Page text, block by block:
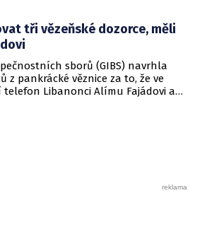
Cimbala.
tři vězeňské dozorce, měli
sborů (GIBS) navrhla
z pankrácké věznice za to, že ve
Libanonci Alímu Fajádovi a